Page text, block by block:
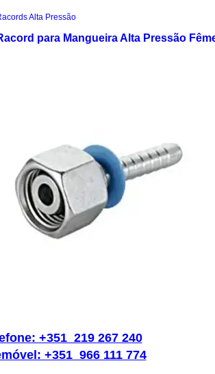
Alta Pressão
para Mangueira Alta Pressão
+351 219 267 240
+351 966 111 774